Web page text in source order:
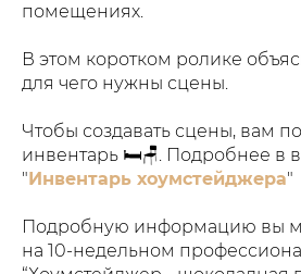
помещениях.
В этом коротком ролике
для чего нужны сцены.
Чтобы создавать сцены, вам
инвентарь 🛏🪑. Подробнее в
"Инвентарь хоумстейджера"
Подробную информацию вы
на 10-недельном